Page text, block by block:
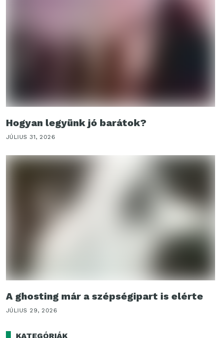
Hogyan legyünk jó barátok?
JÚLIUS 31, 2026
A ghosting már a szépségipart is elérte
JÚLIUS 29, 2026
KATEGÓRIÁK